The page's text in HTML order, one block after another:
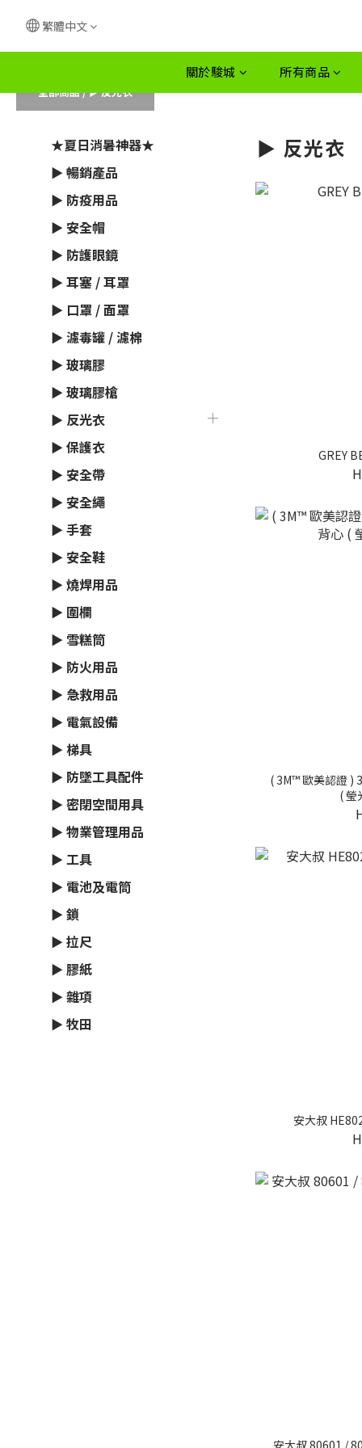
繁體中文
關於駿城 所有商品
全部商品/► 反光衣
★夏日消暑神器★
► 暢銷產品
► 防疫用品
► 安全帽
► 防護眼鏡
► 耳塞 / 耳罩
► 口罩 / 面罩
► 濾毒罐 / 濾棉
► 玻璃膠
► 玻璃膠槍
► 反光衣
► 保護衣
► 安全帶
► 安全繩
► 手套
► 安全鞋
► 燒焊用品
► 圍欄
► 雪糕筒
► 防火用品
► 急救用品
► 電氣設備
► 梯具
► 防墜工具配件
► 密閉空間用具
► 物業管理用品
► 工具
► 電池及電筒
► 鎖
► 拉尺
► 膠紙
► 雜項
► 牧田
► 反光衣
GREY
( 3M™ 歐美認證 )
( 瑩
安大叔 80601 /